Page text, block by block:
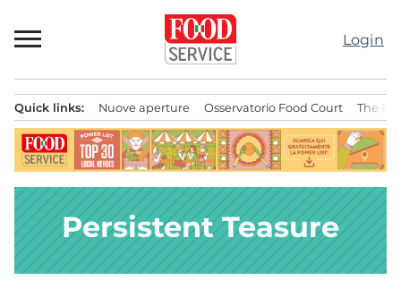
al
contenuto
Login
principale
Quick links: Nuove aperture Osservatorio Food Court The
Persistent Teasure